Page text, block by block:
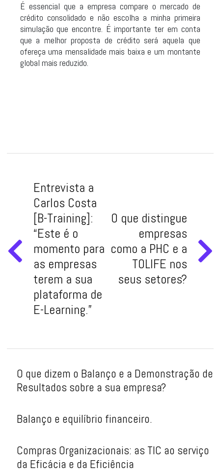
É essencial que a empresa compare o mercado de
crédito consolidado e não escolha a minha primeira
simulação que encontre. É importante ter em conta
que a melhor proposta de crédito será aquela que
ofereça uma mensalidade mais baixa e um montante
global mais reduzido.
Entrevista a
Carlos Costa
[B-Training]:
“Este é o
momento para
as empresas
terem a sua
plataforma de
E-Learning.”
O que distingue
empresas
como a PHC e a
TOLIFE nos
seus setores?
O que dizem o Balanço e a Demonstração de
Resultados sobre a sua empresa?
Balanço e equilíbrio financeiro.
Compras Organizacionais: as TIC ao serviço
da Eficácia e da Eficiência